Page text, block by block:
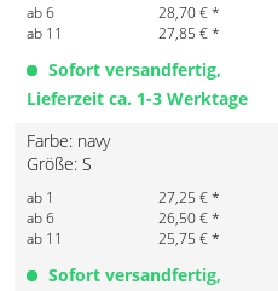
ab 6
28,70 € *
ab 11
27,85 € *
Sofort versandfertig,
Lieferzeit ca. 1-3 Werktage
Farbe: navy
Größe: S
ab 1
27,25 € *
ab 6
26,50 € *
ab 11
25,75 € *
Sofort versandfertig,